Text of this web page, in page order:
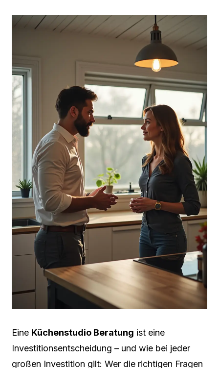
Eine Küchenstudio Beratung ist eine
Investitionsentscheidung – und wie bei jeder
großen Investition gilt: Wer die richtigen Fragen